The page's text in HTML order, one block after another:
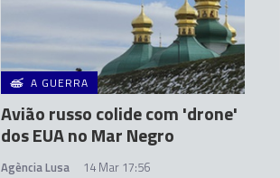
A GUERRA
Avião russo colide com 'drone'
dos EUA no Mar Negro
Agència Lusa 14 Mar 17:56